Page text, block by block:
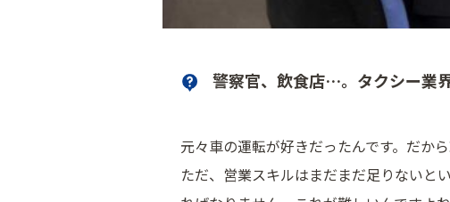
警察官、飲食店…。タクシー業
元々車の運転が好きだったんです。だか
ただ、営業スキルはまだまだ足りないと